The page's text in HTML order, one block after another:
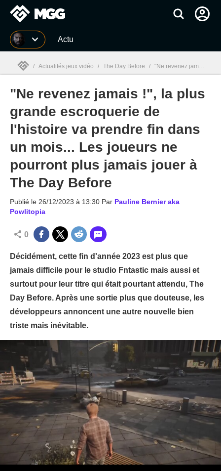
MGG Actu
MGG
/ Actualités jeux vidéo / The Day Before / "Ne revenez jamais !", la plus grande escroquerie de l'histoire va prendre fin dans un mois... Les joueurs ne pourront plus jamais jouer à The Day Before
"Ne revenez jamais !", la plus
grande escroquerie de
l'histoire va prendre fin dans
un mois... Les joueurs ne
pourront plus jamais jouer à
The Day Before
Publié le 26/12/2023 à 13:30 Par Pauline Bernier aka
Powlitopia
0
Décidément, cette fin d'année 2023 est plus que
jamais difficile pour le studio Fntastic mais aussi et
surtout pour leur titre qui était pourtant attendu, The
Day Before. Après une sortie plus que douteuse, les
développeurs annoncent une autre nouvelle bien
triste mais inévitable.